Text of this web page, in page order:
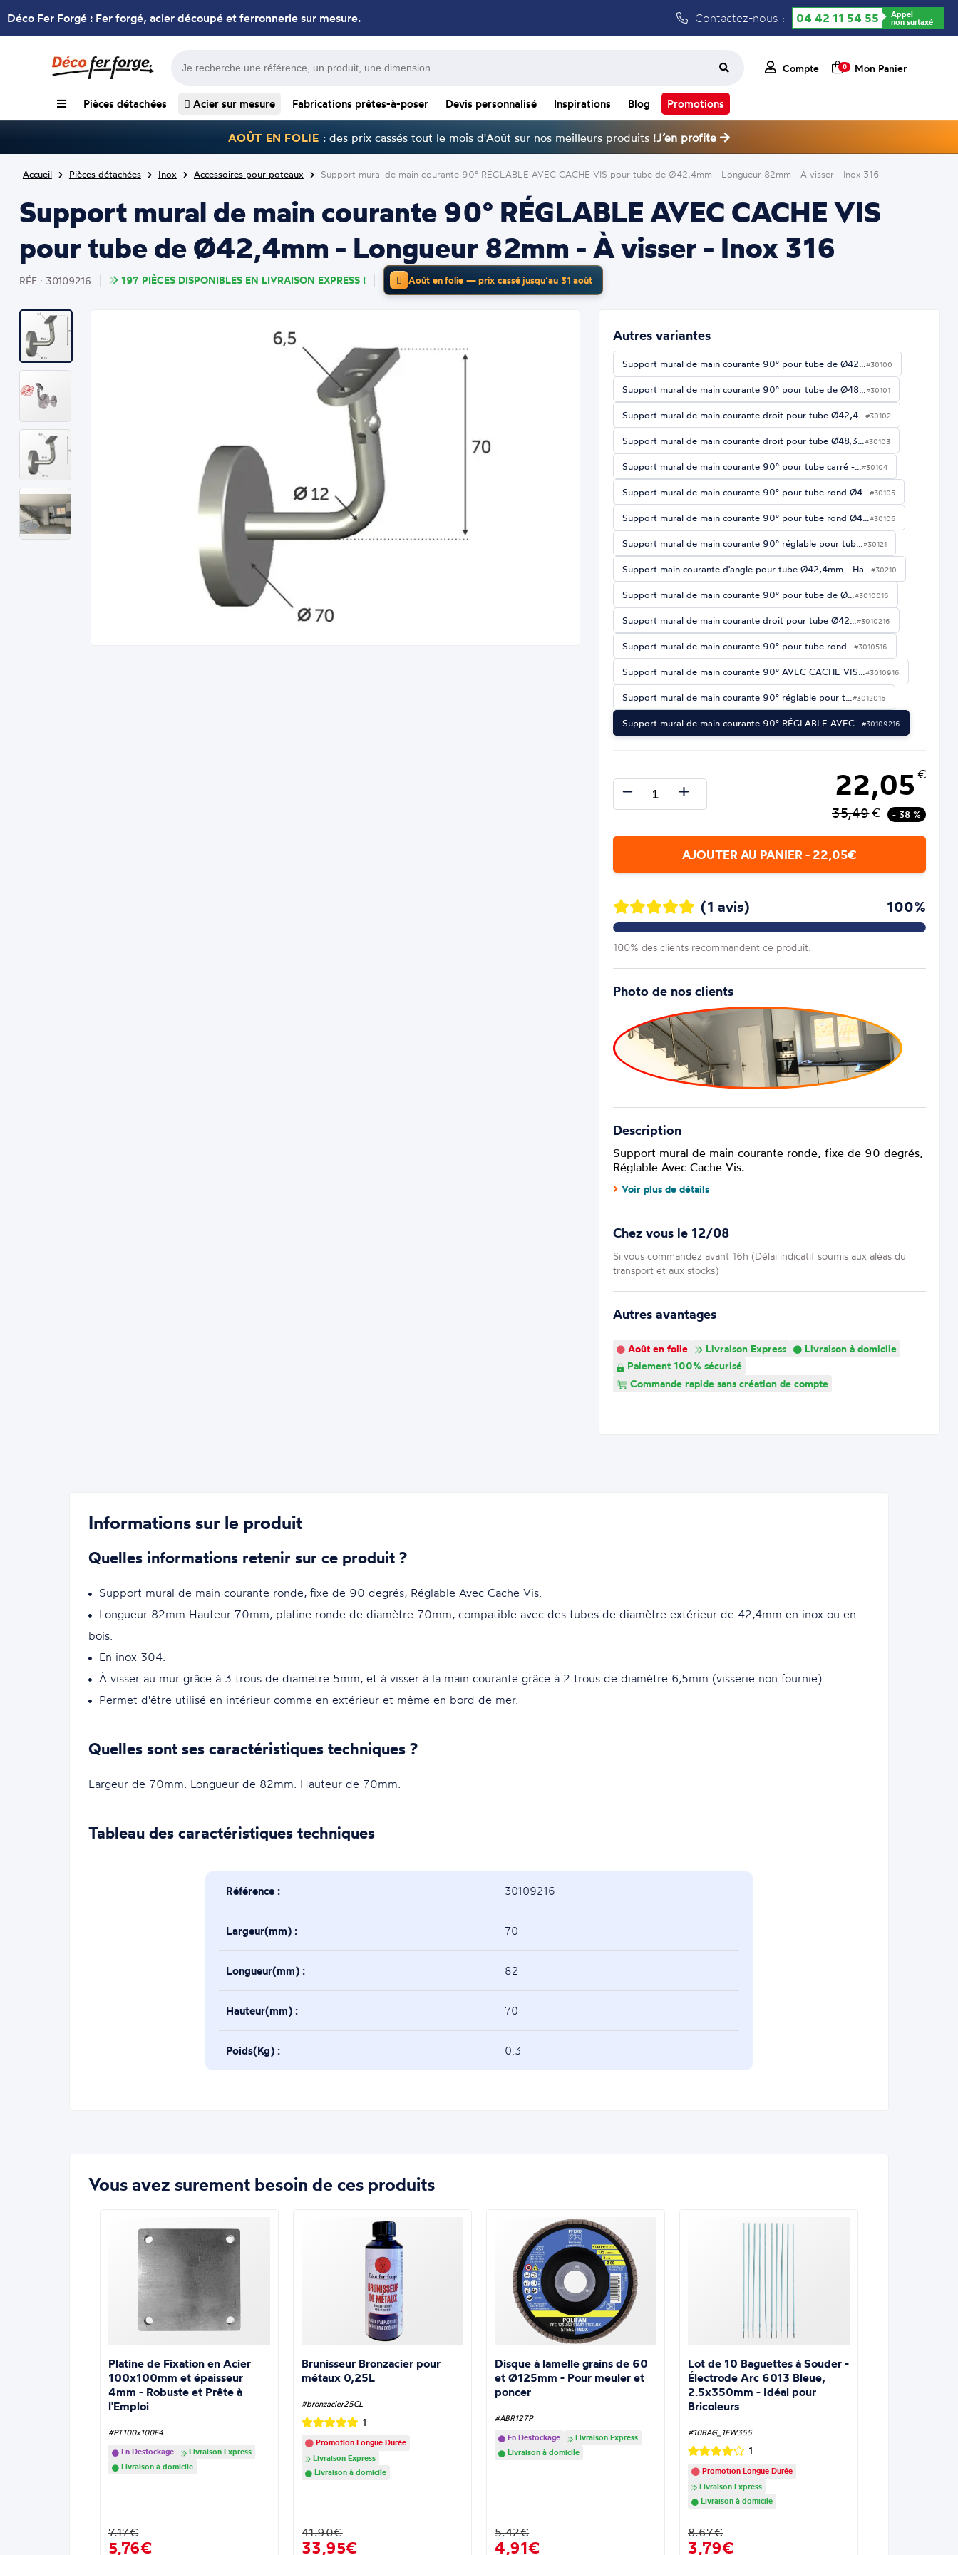
Déco Fer Forgé : Fer forgé, acier découpé et ferronnerie sur mesure. Contactez-nous : 04 42 11 54 55 Appel
non surtaxé
Compte 0 Mon Panier
Pièces détachées Acier sur mesure Fabrications prêtes-à-poser Devis personnalisé Inspirations Blog Promotions
AOÛT EN FOLIE : des prix cassés tout le mois d'Août sur nos meilleurs produits !J’en profite
Accueil Pièces détachées Inox Accessoires pour poteaux Support mural de main courante 90° RÉGLABLE AVEC CACHE VIS pour tube de Ø42,4mm - Longueur 82mm - À visser - Inox 316
Support mural de main courante 90° RÉGLABLE AVEC CACHE VIS
pour tube de Ø42,4mm - Longueur 82mm - À visser - Inox 316
RÉF : 30109216 197 PIÈCES DISPONIBLES EN LIVRAISON EXPRESS ! Août en folie — prix cassé jusqu’au 31 août
Autres variantes
Support mural de main courante 90° pour tube de Ø42… #30100
Support mural de main courante 90° pour tube de Ø48… #30101
Support mural de main courante droit pour tube Ø42,4… #30102
Support mural de main courante droit pour tube Ø48,3… #30103
Support mural de main courante 90° pour tube carré -… #30104
Support mural de main courante 90° pour tube rond Ø4… #30105
Support mural de main courante 90° pour tube rond Ø4… #30106
Support mural de main courante 90° réglable pour tub… #30121
Support main courante d'angle pour tube Ø42,4mm - Ha… #30210
Support mural de main courante 90° pour tube de Ø… #3010016
Support mural de main courante droit pour tube Ø42… #3010216
Support mural de main courante 90° pour tube rond… #3010516
Support mural de main courante 90° AVEC CACHE VIS… #3010916
Support mural de main courante 90° réglable pour t… #3012016
Support mural de main courante 90° RÉGLABLE AVEC… #30109216
22,05 €
35,49€ - 38 %
AJOUTER AU PANIER - 22,05€
(1 avis) 100%
100% des clients recommandent ce produit.
Photo de nos clients
Description
Support mural de main courante ronde, fixe de 90 degrés,
RéglableAvec Cache Vis.
Voir plus de détails
Chez vous le 12/08
Si vous commandez avant 16h (Délai indicatif soumis aux aléas du
transport et aux stocks)
Autres avantages
Août en folie Livraison Express
Livraison à domicile
Paiement 100% sécurisé
Commande rapide sans création de compte
Informations sur le produit
Quelles informations retenir sur ce produit ?
Support mural de main courante ronde, fixe de 90 degrés, Réglable Avec Cache Vis.
Longueur 82mm Hauteur 70mm, platine ronde de diamètre 70mm, compatible avec des tubes de diamètre extérieur de 42,4mm en inox ou en
bois.
En inox 304.
À visser au mur grâce à 3 trous de diamètre 5mm, et à visser à la main courante grâce à 2 trous de diamètre 6,5mm (visserie non fournie).
Permet d'être utilisé en intérieur comme en extérieur et même en bord de mer.
Quelles sont ses caractéristiques techniques ?
Largeur de 70mm. Longueur de 82mm. Hauteur de 70mm.
Tableau des caractéristiques techniques
Référence : 30109216
Largeur(mm) : 70
Longueur(mm) : 82
Hauteur(mm) : 70
Poids(Kg) : 0.3
Vous avez surement besoin de ces produits
Platine de Fixation en Acier
100x100mm et épaisseur
4mm - Robuste et Prête à
l'Emploi
#PT100x100E4
En Destockage
Livraison Express
Livraison à domicile
7.17€
5,76€
Brunisseur Bronzacier pour
métaux 0,25L
#bronzacier25CL
1
Promotion Longue Durée
Livraison Express
Livraison à domicile
41.90€
33,95€
Disque à lamelle grains de 60
et Ø125mm - Pour meuler et
poncer
#ABR127P
En Destockage
Livraison Express
Livraison à domicile
5.42€
4,91€
Lot de 10 Baguettes à Souder -
Électrode Arc 6013 Bleue,
2.5x350mm - Idéal pour
Bricoleurs
#10BAG_1EW355
1
Promotion Longue Durée
Livraison Express
Livraison à domicile
8.67€
3,79€